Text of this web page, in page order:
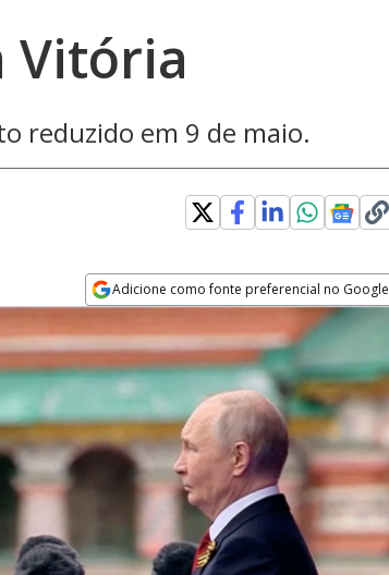
Vitória
reduzido em 9 de maio.
Adicione como fonte preferencial no Google
Opens in new window